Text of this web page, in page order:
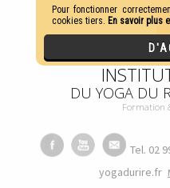
DU YOGA DU
Formation
Tel. 02
yogadurire.fr